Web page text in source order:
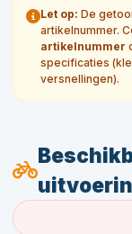
Let op: De
artikelnummer.
artikelnummer
specificaties
versnellingen).